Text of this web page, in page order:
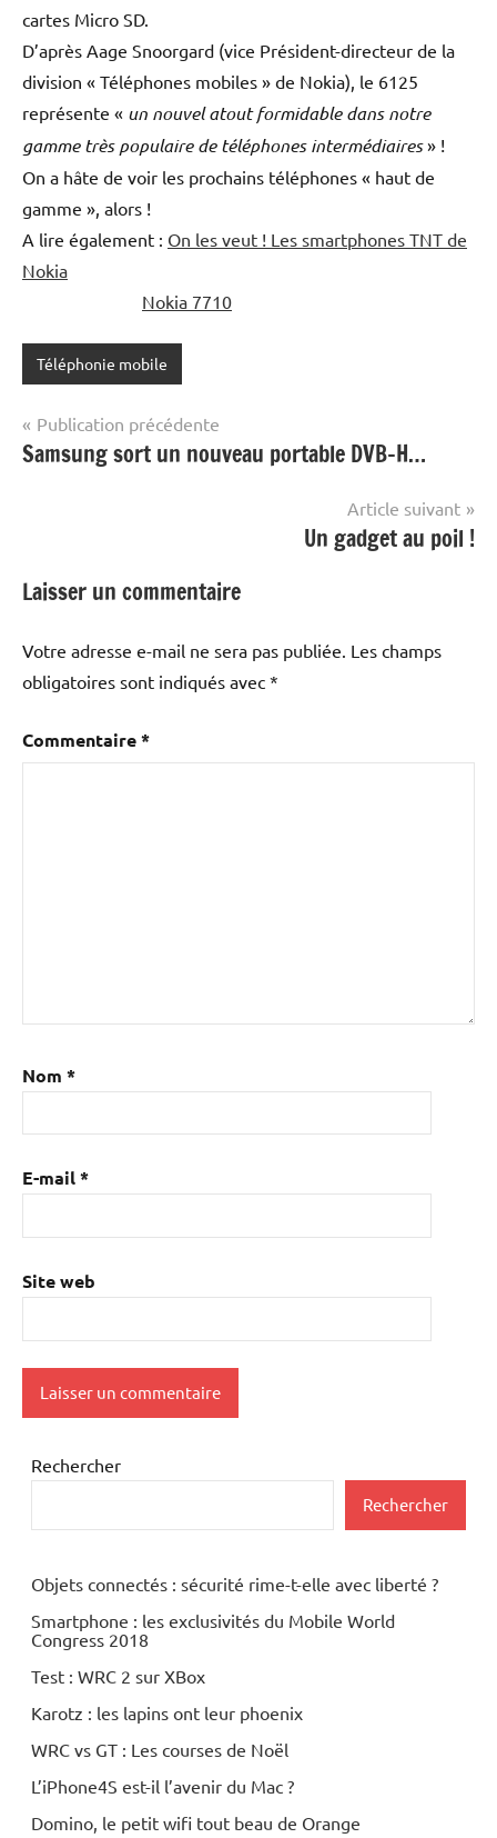
cartes Micro SD.
D’après Aage Snoorgard (vice Président-directeur de la
division « Téléphones mobiles » de Nokia), le 6125
représente « un nouvel atout formidable dans notre
gamme très populaire de téléphones intermédiaires» !
On a hâte de voir les prochains téléphones « haut de
gamme », alors !
A lire également : On les veut ! Les smartphones TNT de
Nokia
Nokia 7710
Téléphonie mobile
Navigation
de
Publication précédente
Samsung sort un nouveau portable DVB-H…
Article suivant
Un gadget au poil !
Laisser un commentaire
Votre adresse e-mail ne sera pas publiée. Les champs
obligatoires sont indiqués avec *
Commentaire*
Nom *
E-mail*
Site web
Rechercher
Rechercher
Objets connectés : sécurité rime-t-elle avec liberté ?
Smartphone : les exclusivités du Mobile World
Congress 2018
Test : WRC 2 sur XBox
Karotz : les lapins ont leur phoenix
WRC vs GT : Les courses de Noël
L’iPhone4S est-il l’avenir du Mac ?
Domino, le petit wifi tout beau de Orange